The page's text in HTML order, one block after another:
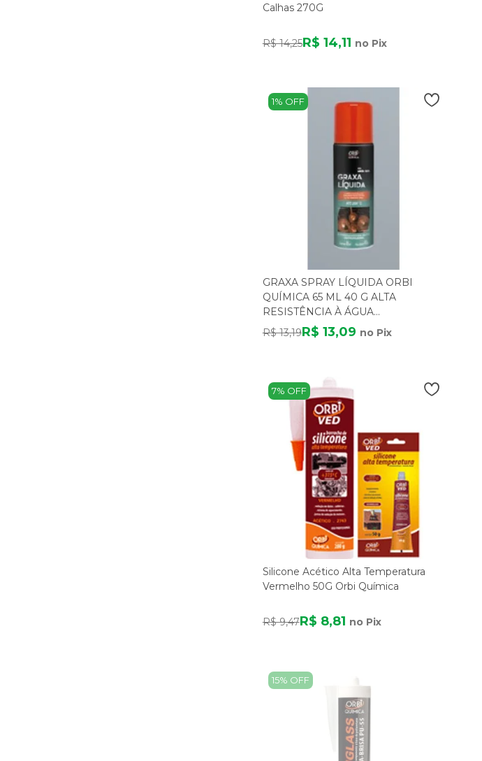
Calhas 270G
R$ 14,25R$ 14,11 no Pix
1% OFF
GRAXA SPRAY LÍQUIDA ORBI
QUÍMICA 65 ML 40 G ALTA
RESISTÊNCIA À ÁGUA
ANTICORROSIVA
R$ 13,19R$ 13,09 no Pix
7% OFF
Silicone Acético Alta Temperatura
Vermelho 50G Orbi Química
R$ 9,47R$ 8,81 no Pix
15% OFF